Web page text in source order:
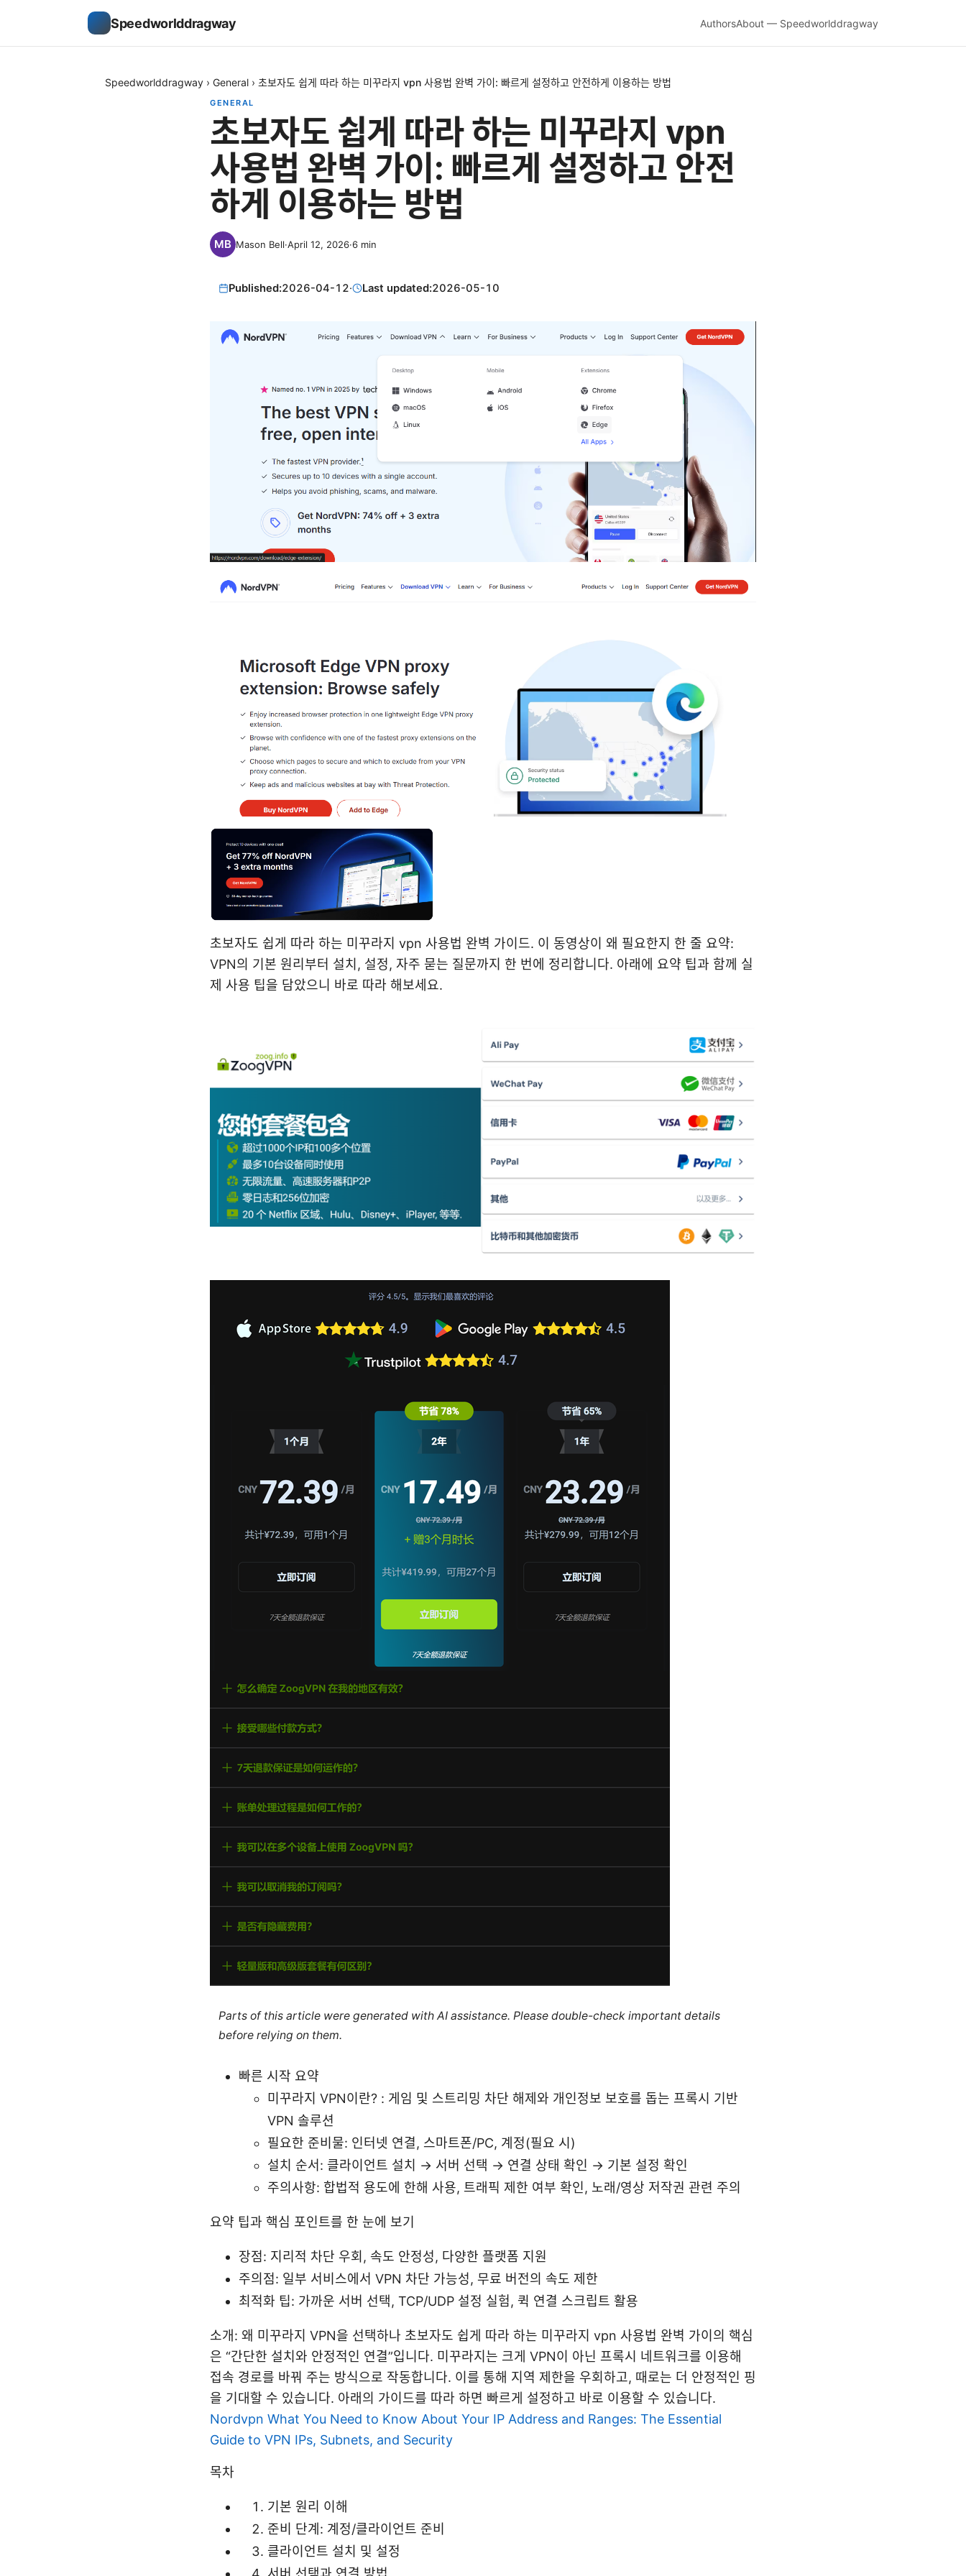
Speedworlddragway AuthorsAbout — Speedworlddragway
Speedworlddragway › General › 초보자도 쉽게 따라 하는 미꾸라지 vpn 사용법 완벽 가이: 빠르게 설정하고 안전하게 이용하는 방법
GENERAL
초보자도 쉽게 따라 하는 미꾸라지 vpn
사용법 완벽 가이: 빠르게 설정하고 안전
하게 이용하는 방법
Mason Bell·April 12, 2026·6 min
Published:2026-04-12· Last updated:2026-05-10
초보자도 쉽게 따라 하는 미꾸라지 vpn 사용법 완벽 가이드. 이 동영상이 왜 필요한지 한 줄 요약:
VPN의 기본 원리부터 설치, 설정, 자주 묻는 질문까지 한 번에 정리합니다. 아래에 요약 팁과 함께 실
제 사용 팁을 담았으니 바로 따라 해보세요.
Parts of this article were generated with AI assistance. Please double-check important details
before relying on them.
빠른 시작 요약
미꾸라지 VPN이란? : 게임 및 스트리밍 차단 해제와 개인정보 보호를 돕는 프록시 기반
VPN 솔루션
필요한 준비물: 인터넷 연결, 스마트폰/PC, 계정(필요 시)
설치 순서: 클라이언트 설치 → 서버 선택 → 연결 상태 확인 → 기본 설정 확인
주의사항: 합법적 용도에 한해 사용, 트래픽 제한 여부 확인, 노래/영상 저작권 관련 주의
요약 팁과 핵심 포인트를 한 눈에 보기
장점: 지리적 차단 우회, 속도 안정성, 다양한 플랫폼 지원
주의점: 일부 서비스에서 VPN 차단 가능성, 무료 버전의 속도 제한
최적화 팁: 가까운 서버 선택, TCP/UDP 설정 실험, 퀵 연결 스크립트 활용
소개: 왜 미꾸라지 VPN을 선택하나 초보자도 쉽게 따라 하는 미꾸라지 vpn 사용법 완벽 가이의 핵심
은 “간단한 설치와 안정적인 연결”입니다. 미꾸라지는 크게 VPN이 아닌 프록시 네트워크를 이용해
접속 경로를 바꿔 주는 방식으로 작동합니다. 이를 통해 지역 제한을 우회하고, 때로는 더 안정적인 핑
을 기대할 수 있습니다. 아래의 가이드를 따라 하면 빠르게 설정하고 바로 이용할 수 있습니다.
Nordvpn What You Need to Know About Your IP Address and Ranges: The Essential
Guide to VPN IPs, Subnets, and Security
목차
기본 원리 이해
준비 단계: 계정/클라이언트 준비
클라이언트 설치 및 설정